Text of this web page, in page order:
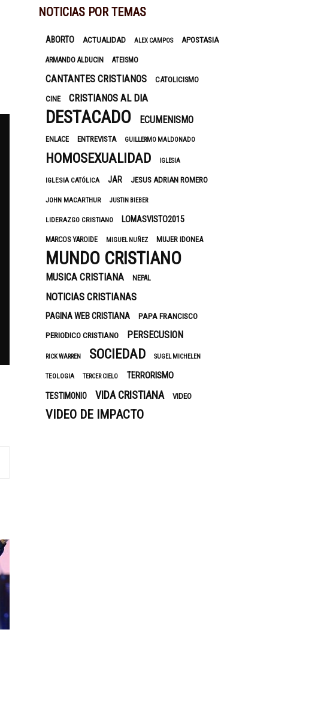
NOTICIAS POR TEMAS
ABORTO ACTUALIDAD ALEX CAMPOS APOSTASIA
ARMANDO ALDUCIN ATEISMO
CANTANTES CRISTIANOS CATOLICISMO
CINE CRISTIANOS AL DIA
DESTACADO ECUMENISMO
ENLACE ENTREVISTA GUILLERMO MALDONADO
HOMOSEXUALIDAD IGLESIA
IGLESIA CATÓLICA JAR JESUS ADRIAN ROMERO
JOHN MACARTHUR JUSTIN BIEBER
LIDERAZGO CRISTIANO LOMASVISTO2015
MARCOS YAROIDE MIGUEL NUÑEZ MUJER IDONEA
MUNDO CRISTIANO
MUSICA CRISTIANA NEPAL
NOTICIAS CRISTIANAS
PAGINA WEB CRISTIANA
PAPA FRANCISCO
PERIODICO CRISTIANO
PERSECUSION
RICK WARREN SOCIEDAD SUGEL MICHELEN
TEOLOGIA TERCER CIELO TERRORISMO
TESTIMONIO VIDA CRISTIANA VIDEO
VIDEO DE IMPACTO